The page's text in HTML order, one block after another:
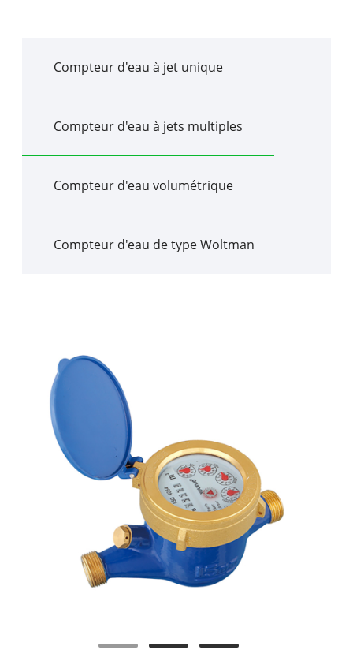
Compteur d'eau à jet unique
Compteur d'eau à jets multiples
Compteur d'eau volumétrique
Compteur d'eau de type Woltman